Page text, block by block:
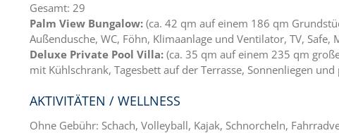
Gesamt: 29
Palm View Bungalow: (ca. 42 qm auf einem 186 qm
Außendusche, WC, Föhn, Klimaanlage und Ventilator, TV,
Deluxe Private Pool Villa: (ca. 35 qm auf einem 235 qm
mit Kühlschrank, Tagesbett auf der Terrasse, Sonnenliegen
AKTIVITÄTEN / WELLNESS
Ohne Gebühr: Schach, Volleyball, Kajak, Schnorcheln,